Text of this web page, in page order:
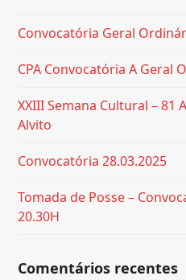
Convocatória Geral
CPA Convocatória A Geral
XXIII Semana Cultural – 81
Alvito
Convocatória 28.03.2025
Tomada de Posse –
20.30H
Comentários recentes